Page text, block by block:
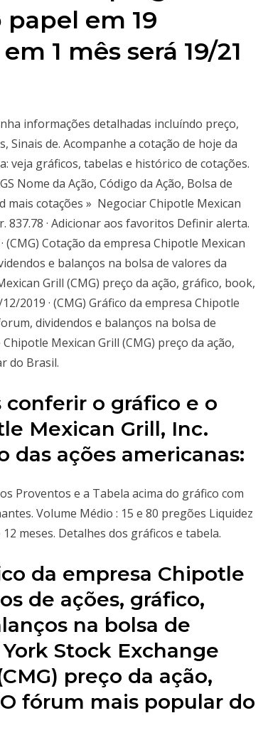
em 19
1 mês será 19/21
informações detalhadas incluíndo preço,
Sinais de. Acompanhe a cotação de hoje da
veja gráficos, tabelas e histórico de cotações.
Nome da Ação, Código da Ação, Bolsa de
mais cotações » Negociar Chipotle Mexican
837.78 · Adicionar aos favoritos Definir alerta.
Cotação da empresa Chipotle Mexican
e balanços na bolsa de valores da
Grill (CMG) preço da ação, gráfico, book,
2019 · (CMG) Gráfico da empresa Chipotle
dividendos e balanços na bolsa de
Mexican Grill (CMG) preço da ação,
do Brasil.
conferir o gráfico e o
Mexican Grill, Inc.
das ações americanas:
Proventos e a Tabela acima do gráfico com
Volume Médio : 15 e 80 pregões Liquidez
meses. Detalhes dos gráficos e tabela.
da empresa Chipotle
de ações, gráfico,
na bolsa de
Stock Exchange
preço da ação,
fórum mais popular do